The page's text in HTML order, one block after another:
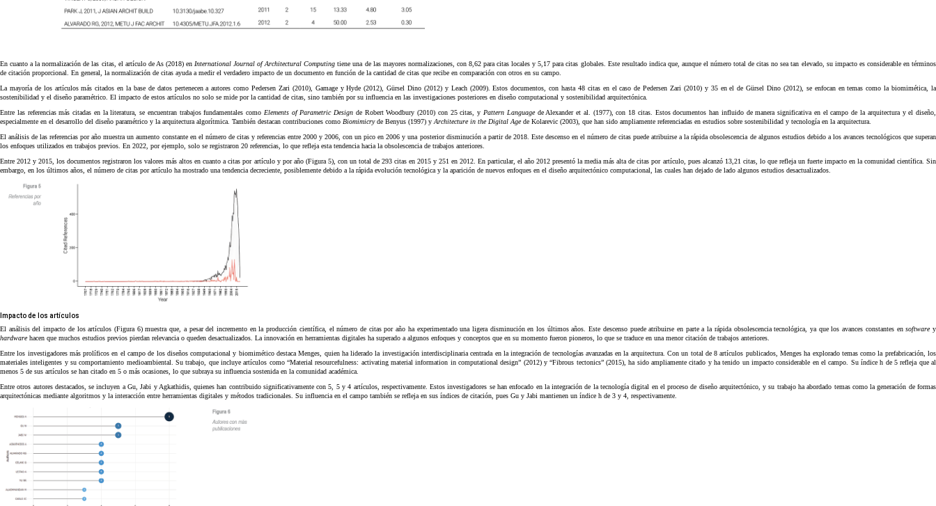
En cuanto a la normalización de las citas, el artículo de As (2018) en International Journal of Architectural Computing tiene una de las mayores normalizaciones, con 8,62 para citas locales y 5,17 para citas globales. Este resultado indica que, aunque el número total de citas no sea tan elevado, su impacto es considerable en términos
de citación proporcional. En general, la normalización de citas ayuda a medir el verdadero impacto de un documento en función de la cantidad de citas que recibe en comparación con otros en su campo.
La mayoría de los artículos más citados en la base de datos pertenecen a autores como Pedersen Zari (2010), Gamage y Hyde (2012), Gürsel Dino (2012) y Leach (2009). Estos documentos, con hasta 48 citas en el caso de Pedersen Zari (2010) y 35 en el de Gürsel Dino (2012), se enfocan en temas como la biomimética, la
sostenibilidad y el diseño paramétrico. El impacto de estos artículos no solo se mide por la cantidad de citas, sino también por su influencia en las investigaciones posteriores en diseño computacional y sostenibilidad arquitectónica.
Entre las referencias más citadas en la literatura, se encuentran trabajos fundamentales como Elements of Parametric Design de Robert Woodbury (2010) con 25 citas, y Pattern Languagede Alexander et al. (1977), con 18 citas. Estos documentos han influido de manera significativa en el campo de la arquitectura y el diseño,
especialmente en el desarrollo del diseño paramétrico y la arquitectura algorítmica. También destacan contribuciones como Biomimicryde Benyus (1997) y Architecture in the Digital Agede Kolarevic (2003), que han sido ampliamente referenciadas en estudios sobre sostenibilidad y tecnología en la arquitectura.
El análisis de las referencias por año muestra un aumento constante en el número de citas y referencias entre 2000 y 2006, con un pico en 2006 y una posterior disminución a partir de 2018. Este descenso en el número de citas puede atribuirse a la rápida obsolescencia de algunos estudios debido a los avances tecnológicos que superan
los enfoques utilizados en trabajos previos. En 2022, por ejemplo, solo se registraron 20 referencias, lo que refleja esta tendencia hacia la obsolescencia de trabajos anteriores.
Entre 2012 y 2015, los documentos registraron los valores más altos en cuanto a citas por artículo y por año (Figura 5), con un total de 293 citas en 2015 y 251 en 2012. En particular, el año 2012 presentó la media más alta de citas por artículo, pues alcanzó 13,21 citas, lo que refleja un fuerte impacto en la comunidad científica. Sin
embargo, en los últimos años, el número de citas por artículo ha mostrado una tendencia decreciente, posiblemente debido a la rápida evolución tecnológica y la aparición de nuevos enfoques en el diseño arquitectónico computacional, las cuales han dejado de lado algunos estudios desactualizados.
Impacto de los artículos
El análisis del impacto de los artículos (Figura 6) muestra que, a pesar del incremento en la producción científica, el número de citas por año ha experimentado una ligera disminución en los últimos años. Este descenso puede atribuirse en parte a la rápida obsolescencia tecnológica, ya que los avances constantes ensoftwarey
hardwarehacen que muchos estudios previos pierdan relevancia o queden desactualizados. La innovación en herramientas digitales ha superado a algunos enfoques y conceptos que en su momento fueron pioneros, lo que se traduce en una menor citación de trabajos anteriores.
Entre los investigadores más prolíficos en el campo de los diseños computacional y biomimético destaca Menges, quien ha liderado la investigación interdisciplinaria centrada en la integración de tecnologías avanzadas en la arquitectura. Con un total de 8 artículos publicados, Menges ha explorado temas como la prefabricación, los
materiales inteligentes y su comportamiento medioambiental. Su trabajo, que incluye artículos como “Material resourcefulness: activating material information in computational design” (2012) y “Fibrous tectonics” (2015), ha sido ampliamente citado y ha tenido un impacto considerable en el campo. Su índice h de 5 refleja que al
menos 5 de sus artículos se han citado en 5 o más ocasiones, lo que subraya su influencia sostenida en la comunidad académica.
Entre otros autores destacados, se incluyen a Gu, Jabi y Agkathidis, quienes han contribuido significativamente con 5, 5 y 4 artículos, respectivamente. Estos investigadores se han enfocado en la integración de la tecnología digital en el proceso de diseño arquitectónico, y su trabajo ha abordado temas como la generación de formas
arquitectónicas mediante algoritmos y la interacción entre herramientas digitales y métodos tradicionales. Su influencia en el campo también se refleja en sus índices de citación, pues Gu y Jabi mantienen un índice h de 3 y 4, respectivamente.